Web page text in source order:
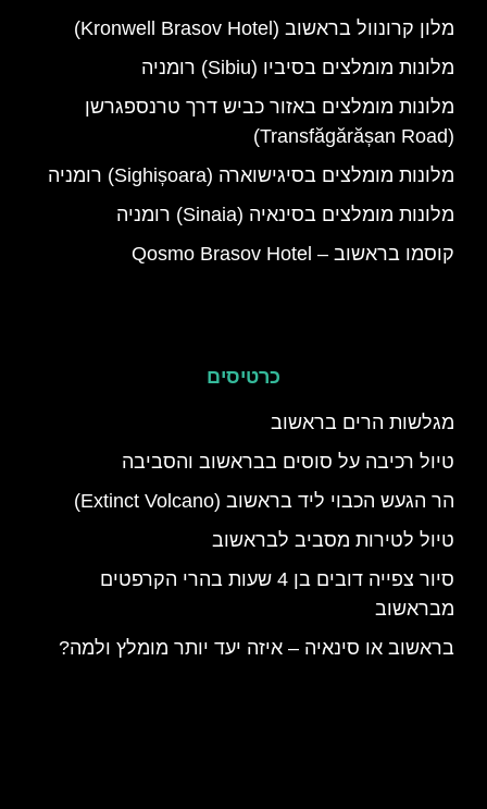
מלון קרונוול בראשוב (Kronwell Brasov Hotel)
מלונות מומלצים בסיביו (Sibiu) רומניה
מלונות מומלצים באזור כביש דרך טרנספגרשן
(Transfăgărășan Road)
מלונות מומלצים בסיגישוארה (Sighișoara) רומניה
מלונות מומלצים בסינאיה (Sinaia) רומניה
קוסמו בראשוב – Qosmo Brasov Hotel
כרטיסים
מגלשות הרים בראשוב
טיול רכיבה על סוסים בבראשוב והסביבה
הר הגעש הכבוי ליד בראשוב (Extinct Volcano)
טיול לטירות מסביב לבראשוב
סיור צפייה דובים בן 4 שעות בהרי הקרפטים
מבראשוב
בראשוב או סינאיה – איזה יעד יותר מומלץ ולמה?